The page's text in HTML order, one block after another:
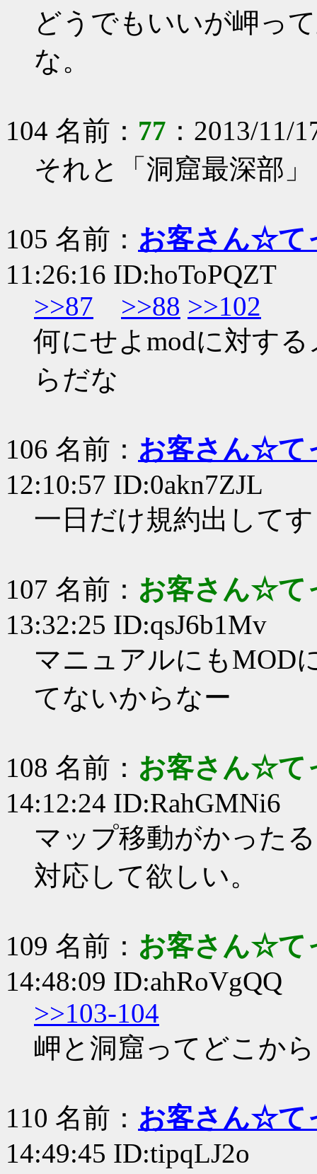
どうでもいいが岬っ
な。
104 名前： 77 ：2013/11/
それと「洞窟最深部
105 名前： お客さん☆て
11:26:16 ID:hoToPQZT
>>87
>>88 >>102
何にせよmodに対す
らだな
106 名前： お客さん☆て
12:10:57 ID:0akn7ZJL
一日だけ規約出して
107 名前： お客さん☆て
13:32:25 ID:qsJ6b1Mv
マニュアルにもMOD
てないからなー
108 名前： お客さん☆て
14:12:24 ID:RahGMNi6
マップ移動がかった
対応して欲しい。
109 名前： お客さん☆て
14:48:09 ID:ahRoVgQQ
>>103-104
岬と洞窟ってどこか
110 名前： お客さん☆て
14:49:45 ID:tipqLJ2o